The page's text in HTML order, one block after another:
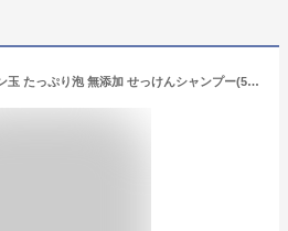
【セット販売】シャボン玉 たっぷり泡 無添加 せっけんシャンプー(520ml) + リンス(520ml)